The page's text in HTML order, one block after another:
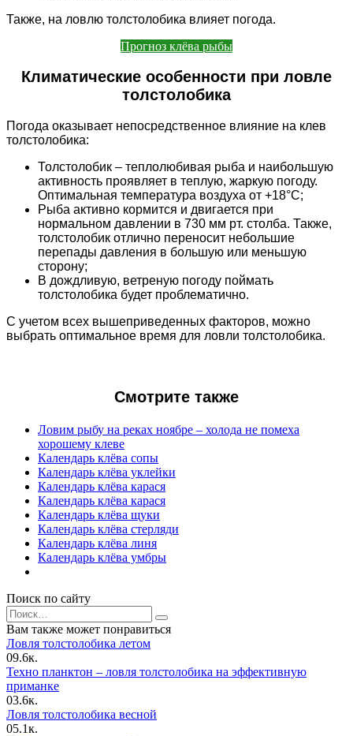
Также, на ловлю толстолобика влияет погода.
Прогноз клёва рыбы
Климатические особенности при ловле
толстолобика
Погода оказывает непосредственное влияние на клев
толстолобика:
Толстолобик – теплолюбивая рыба и наибольшую
активность проявляет в теплую, жаркую погоду.
Оптимальная температура воздуха от +18°С;
Рыба активно кормится и двигается при
нормальном давлении в 730 мм рт. столба. Также,
толстолобик отлично переносит небольшие
перепады давления в большую или меньшую
сторону;
В дождливую, ветреную погоду поймать
толстолобика будет проблематично.
С учетом всех вышеприведенных факторов, можно
выбрать оптимальное время для ловли толстолобика.
Смотрите также
Ловим рыбу на реках ноябре – холода не помеха
хорошему клевe
Календарь клёва сопы
Календарь клёва уклейки
Календарь клёва карася
Календарь клёва карася
Календарь клёва щуки
Календарь клёва стерляди
Календарь клёва линя
Календарь клёва умбры
Поиск по сайту
Search
for:
Вам также может понравиться
Ловля толстолобика летом
09.6к.
Техно планктон – ловля толстолобика на эффективную
приманкe
03.6к.
Ловля толстолобика весной
05.1к.